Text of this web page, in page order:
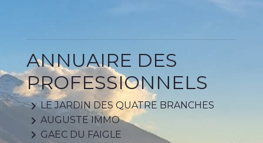
ANNUAIRE DES
PROFESSIONNELS
keyboard_arrow_rightLE JARDIN DES QUATRE BRANCHES
keyboard_arrow_right AUGUSTE IMMO
keyboard_arrow_right GAEC DU FAIGLE